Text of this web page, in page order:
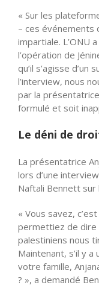
« Sur les
– ces événements
impartiale. L’ONU
l’opération de
qu’il s’agisse
l’interview, nous
par la
formulé et soit
Le déni de
La présentatrice
lors d’une
Naftali Bennett sur
« Vous savez,
permettiez de dire
palestiniens nous
Maintenant, s’il y
votre famille,
? », a demandé